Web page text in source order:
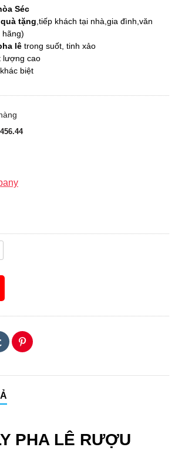
Séc
quà tặng ,tiếp khách tại nhà,gia đình,văn
hãng)
lê trong suốt, tinh xảo
lượng cao
biệt
PHA LÊ RƯỢU